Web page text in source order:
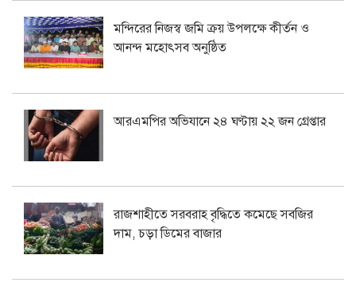
মন্দিরের নিজস্ব জমি ক্রয় উপলক্ষে কীর্তন ও
আনন্দ মহোৎসব অনুষ্ঠিত
আরএমপির অভিযানে ২৪ ঘণ্টায় ২২ জন গ্রেপ্তার
রাজশাহীতে সরবরাহ বৃদ্ধিতে কমেছে সবজির
দাম, চড়া ডিমের বাজার